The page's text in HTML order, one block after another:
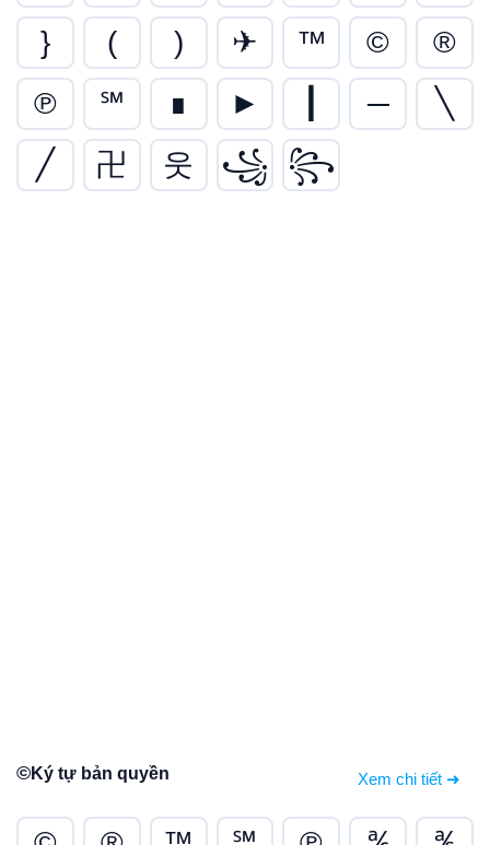
}
( ) ✈ ™ ©
®
℗
℠ ∎ ► ─
╲
╱
卍 웃 ꧁ ꧂
©Ký tự bản quyền Xem chi tiết ➜